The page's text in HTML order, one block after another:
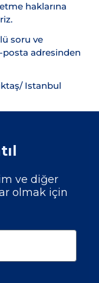
haklarına
soru ve
adresinden
Istanbul
ve diğer
olmak için